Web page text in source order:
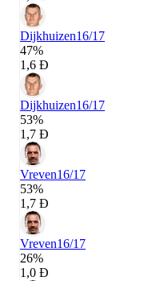
Dijkhuizen16/17
47%
1,6 Đ
Dijkhuizen16/17
53%
1,7 Đ
Vreven16/17
53%
1,7 Đ
Vreven16/17
26%
1,0 Đ